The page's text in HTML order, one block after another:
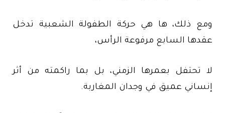
ومع ذلك، ها هي حركة الطفولة الشعبية تدخل
عقدها السابع مرفوعة الرأس،
لا تحتفل بعمرها الزمني، بل بما راكمته من أثر
إنساني عميق في وجدان المغاربة.